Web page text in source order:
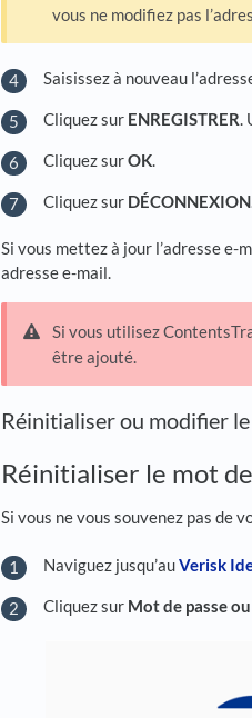
vous ne modifiez pas
Saisissez à nouveau
Cliquez sur ENREGISTRER
Cliquez surOK
Cliquez sur DÉCONNEXION
Si vous mettez à jour l’adresse
adresse e-mail.
Si vous utilisez
être ajouté.
Réinitialiser ou modifier
Réinitialiser le mot
Si vous ne vous souvenez pas de
Naviguez jusqu’auVerisk
Cliquez sur Mot de passe